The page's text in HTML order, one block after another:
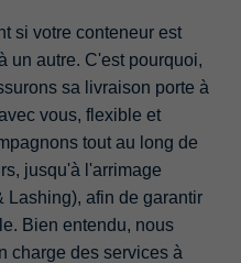
si votre conteneur est
un autre. C'est pourquoi,
sa livraison porte à
vous, flexible et
tout au long de
jusqu'à l'arrimage
Lashing), afin de garantir
Bien entendu, nous
charge des services à